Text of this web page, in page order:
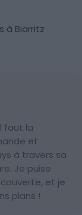
à Biarritz
faut la
et
à travers sa
Je puise
et je
plans !